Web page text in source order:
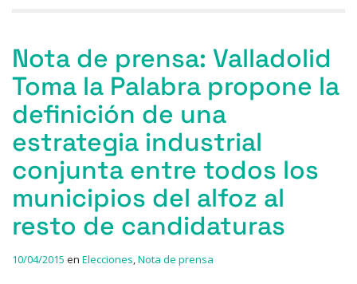
Nota de prensa: Valladolid
Toma la Palabra propone la
definición de una
estrategia industrial
conjunta entre todos los
municipios del alfoz al
resto de candidaturas
10/04/2015 en Elecciones,Nota de prensa